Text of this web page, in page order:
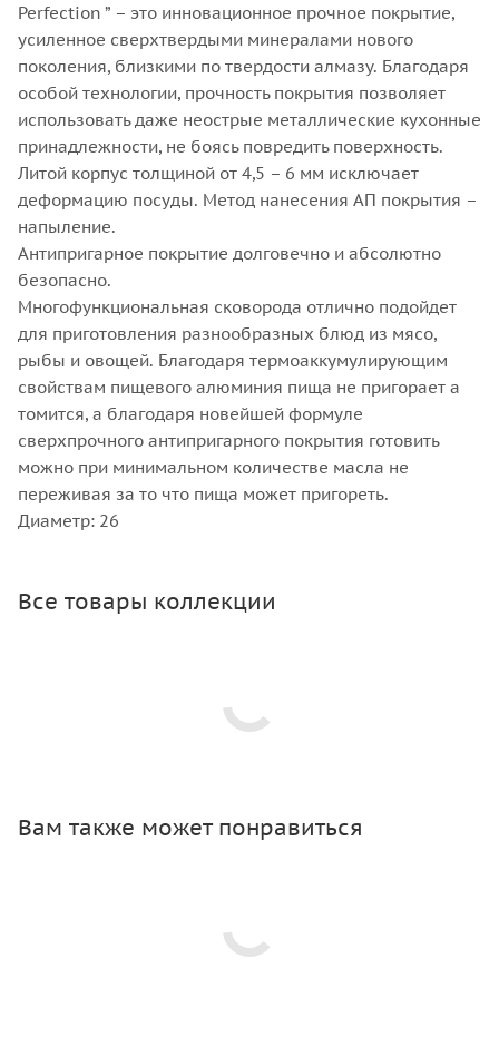
Perfection ” – это инновационное прочное покрытие,
усиленное сверхтвердыми минералами нового
поколения, близкими по твердости алмазу. Благодаря
особой технологии, прочность покрытия позволяет
использовать даже неострые металлические кухонные
принадлежности, не боясь повредить поверхность.
Литой корпус толщиной от 4,5 – 6 мм исключает
деформацию посуды. Метод нанесения АП покрытия –
напыление.
Антипригарное покрытие долговечно и абсолютно
безопасно.
Многофункциональная сковорода отлично подойдет
для приготовления разнообразных блюд из мясо,
рыбы и овощей. Благодаря термоаккумулирующим
свойствам пищевого алюминия пища не пригорает а
томится, а благодаря новейшей формуле
сверхпрочного антипригарного покрытия готовить
можно при минимальном количестве масла не
переживая за то что пища может пригореть.
Диаметр: 26
Все товары коллекции
Вам также может понравиться